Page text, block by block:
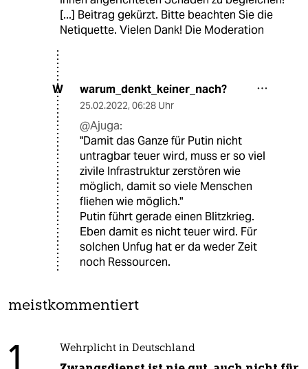
[...] Beitrag gekürzt. Bitte beachten Sie die
Netiquette. Vielen Dank! Die Moderation
W warum_denkt_keiner_nach?
25.02.2022, 06:28 Uhr
@Ajuga:
"Damit das Ganze für Putin nicht
untragbar teuer wird, muss er so viel
zivile Infrastruktur zerstören wie
möglich, damit so viele Menschen
fliehen wie möglich."
Putin führt gerade einen Blitzkrieg.
Eben damit es nicht teuer wird. Für
solchen Unfug hat er da weder Zeit
noch Ressourcen.
meistkommentiert
Wehrplicht in Deutschland